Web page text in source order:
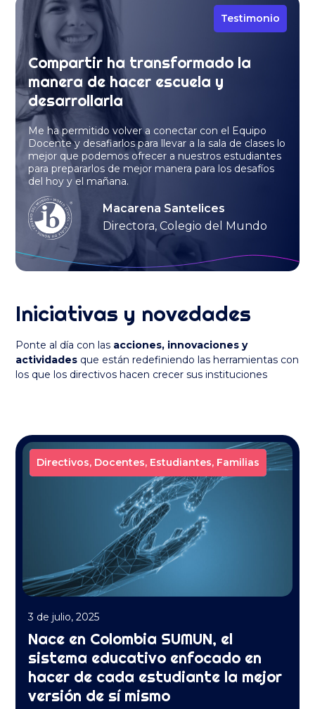
Testimonio
Compartir ha transformado la
manera de hacer escuela y
desarrollarla
Me ha permitido volver a conectar con el Equipo
Docente y desafiarlos para llevar a la sala de clases lo
mejor que podemos ofrecer a nuestros estudiantes
para prepararlos de mejor manera para los desafíos
del hoy y el mañana.
Macarena Santelices
Directora, Colegio del Mundo
Iniciativas y novedades
Ponte al día con las acciones, innovaciones y
actividades que están redefiniendo las herramientas con
los que los directivos hacen crecer sus instituciones
Directivos, Docentes, Estudiantes, Familias
Directivos, Docentes, Estudiantes, Familias
Directivos, Docentes, Estudiantes, Familias
Directivos, Docentes, Estudiantes, Familias
3 de julio, 2025
Nace en Colombia SUMUN, el
sistema educativo enfocado en
hacer de cada estudiante la mejor
versión de sí mismo